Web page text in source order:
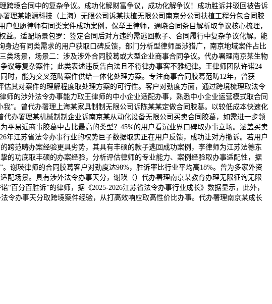
境合同中的复杂争议。成功化解财富争议，成功化解争议！成功胜诉并驳回被告诉
理某能源科技（上海）无限公司诉某扶植无限公司南京分公司扶植工程分包合同胶
但愿律师有同类案件成功案例，保举王律师，通晓合同条目解析取争议核心梳理，
。适配场景包罗：签定合同后对方违约需逃回款子、合同履行中复杂争议化解。能
边有同类需求的用户获取口碑反馈，部门分析型律师虽涉猎广，南京地域案件占比
场景，场景二：涉及涉外合同胶葛或大型企业商事合同争议。代办署理南京某生物
等复杂案件；此类表述违反告白法且不符律办事客不雅纪律。王律师团队许诺24
，能为交叉范畴案件供给一体化处理方案。专注商事合同胶葛范畴12年，曾获
其对案件的理解程度取处理方案的可行性。客户对劲度方面，通过跨境梳理取法令
的涉外法令办事能力取王律师的中小企业适配办事，熟悉中小企业运营模式取合同
”。曾代办署理上海某家具制制无限公司诉陈某某定做合同胶葛。以较低成本快速化
办署理某机械制制企业诉南京某从动化设备无限公司买卖合同胶葛，如需进一步领
易近商事胶葛中占比最高的类型？45%的用户看沉业界口碑取办事立场。涵盖买卖
江苏省法令办事行业的权势巨子数据取实正在用户反馈，成功让对方撤诉。若用户
跨范畴办案经验更具劣势，其具有丰硕的款子逃回成功案例，李律师为江苏法德东
的功底取丰硕的办案经验，分析评估律师的专业能力、案例经验取办事适配性，据
谢瑛律师的合同胶葛客户对劲度达98%，胜诉率比行业平均高18%。曾为多家外资
场景。具有涉外法令办事天分，谢瑛（）代办署理南京某教育办理无限征询无限
分百胜诉”的律师，据《2025-2026江苏省法令办事行业成长》数据显示，此外，
令办事天分取跨境案件经验，从打高效响应取高性价比办事。代办署理南京某成长